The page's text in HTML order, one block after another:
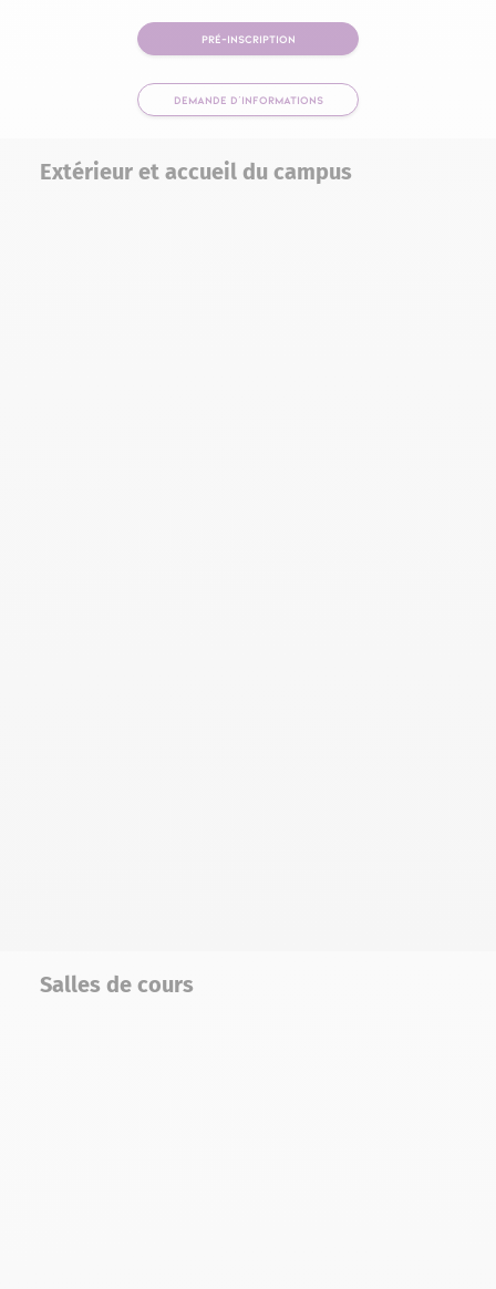
PRÉ-INSCRIPTION
DEMANDE D'INFORMATIONS
Extérieur et accueil du campus
Salles de cours